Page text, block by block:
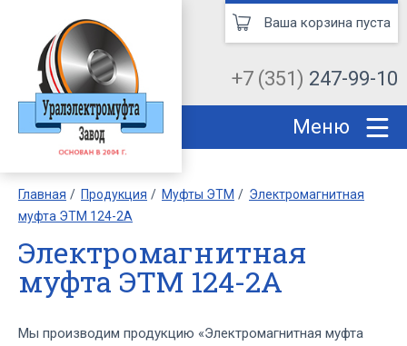
+7 (351) 247-99-10
Ваша корзина пуста
Меню
Главная Продукция Муфты ЭТМ
Электромагнитная
муфта ЭТМ 124-2А
Электромагнитная
муфта ЭТМ 124-2А
Мы производим продукцию «Электромагнитная муфта